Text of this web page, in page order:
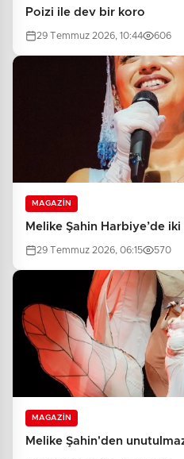
Poizi ile dev bir koro
29 Temmuz 2026, 10:44 606
MAGAZİN
Melike Şahin Harbiye’de
29 Temmuz 2026, 06:15 570
MAGAZİN
Melike Şahin'den